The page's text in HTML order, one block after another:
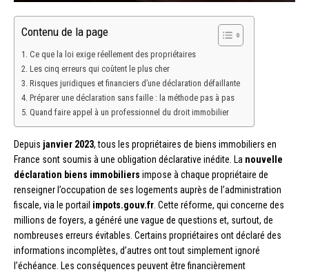
Contenu de la page
Ce que la loi exige réellement des propriétaires
Les cinq erreurs qui coûtent le plus cher
Risques juridiques et financiers d’une déclaration défaillante
Préparer une déclaration sans faille : la méthode pas à pas
Quand faire appel à un professionnel du droit immobilier
Depuis janvier 2023, tous les propriétaires de biens immobiliers en
France sont soumis à une obligation déclarative inédite. La nouvelle
déclaration biens immobiliers impose à chaque propriétaire de
renseigner l’occupation de ses logements auprès de l’administration
fiscale, via le portail impots.gouv.fr . Cette réforme, qui concerne des
millions de foyers, a généré une vague de questions et, surtout, de
nombreuses erreurs évitables. Certains propriétaires ont déclaré des
informations incomplètes, d’autres ont tout simplement ignoré
l’échéance. Les conséquences peuvent être financièrement